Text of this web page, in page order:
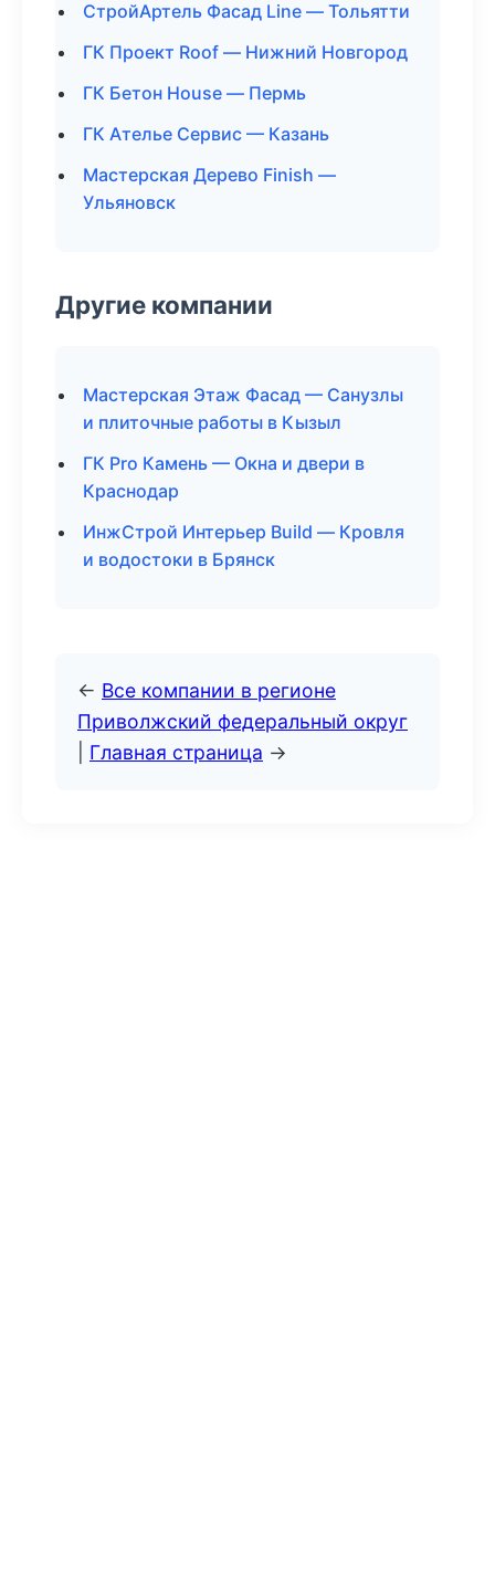
СтройАртель Фасад Line — Тольятти
ГК Проект Roof — Нижний Новгород
ГК Бетон House — Пермь
ГК Ателье Сервис — Казань
Мастерская Дерево Finish —
Ульяновск
Другие компании
Мастерская Этаж Фасад — Санузлы
и плиточные работы в Кызыл
ГК Pro Камень — Окна и двери в
Краснодар
ИнжСтрой Интерьер Build — Кровля
и водостоки в Брянск
← Все компании в регионе
Приволжский федеральный округ
Главная страница →